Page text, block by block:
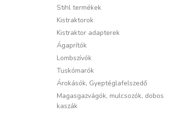
Stihl termékek
Kistraktorok
Kistraktor adapterek
Ágaprítók
Lombszívók
Tuskómarók
Árokásók, Gyeptéglafelszedő
Magasgazvágók, mulcsozók, dobos
kaszák